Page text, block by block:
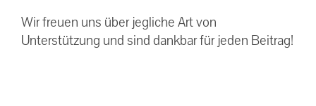
Wir freuen uns über jegliche Art von
Unterstützung und sind dankbar für jeden Beitrag!